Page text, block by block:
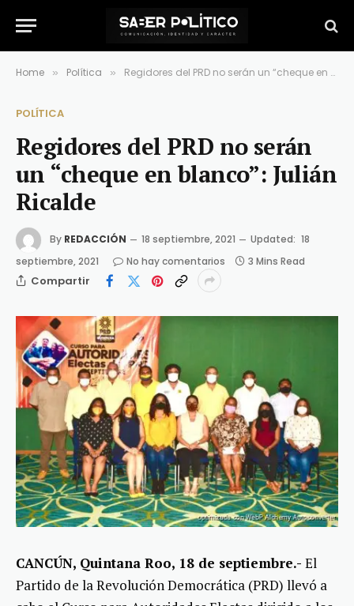
Home » Política » Regidores del PRD no serán un “cheque en blanco”: Julián Ricalde
POLÍTICA
Regidores del PRD no serán
un “cheque en blanco”: Julián
Ricalde
By REDACCIÓN 18 septiembre, 2021 Updated: 18
septiembre, 2021
No hay comentarios 3 Mins Read
Compartir
CANCÚN, Quintana Roo, 18 de septiembre.- El
Partido de la Revolución Democrática (PRD) llevó a